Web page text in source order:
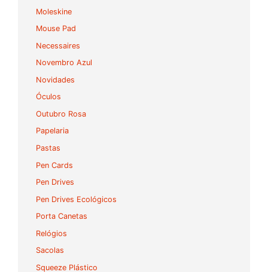
Moleskine
Mouse Pad
Necessaires
Novembro Azul
Novidades
Óculos
Outubro Rosa
Papelaria
Pastas
Pen Cards
Pen Drives
Pen Drives Ecológicos
Porta Canetas
Relógios
Sacolas
Squeeze Plástico